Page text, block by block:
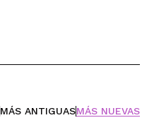
MÁS ANTIGUASMÁS NUEVAS